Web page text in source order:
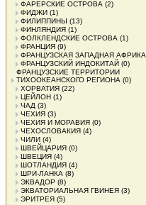
ФАРЕРСКИЕ ОСТРОВА (2)
ФИДЖИ (1)
ФИЛИППИНЫ (13)
ФИНЛЯНДИЯ (1)
ФОЛКЛЕНДСКИЕ ОСТРОВА (1)
ФРАНЦИЯ (9)
ФРАНЦУЗСКАЯ ЗАПАДНАЯ АФРИКА
ФРАНЦУЗСКИЙ ИНДОКИТАЙ (0)
ФРАНЦУЗСКИЕ ТЕРРИТОРИИ
ТИХООКЕАНСКОГО РЕГИОНА (0)
ХОРВАТИЯ (22)
ЦЕЙЛОН (1)
ЧАД (3)
ЧЕХИЯ (3)
ЧЕХИЯ И МОРАВИЯ (0)
ЧЕХОСЛОВАКИЯ (4)
ЧИЛИ (4)
ШВЕЙЦАРИЯ (0)
ШВЕЦИЯ (4)
ШОТЛАНДИЯ (4)
ШРИ-ЛАНКА (8)
ЭКВАДОР (8)
ЭКВАТОРИАЛЬНАЯ ГВИНЕЯ (3)
ЭРИТРЕЯ (5)